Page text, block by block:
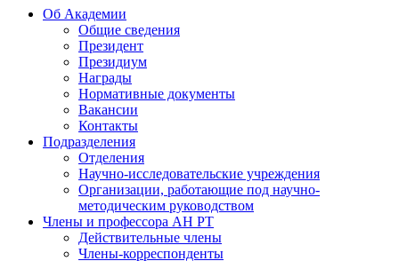
Об Академии
Общие сведения
Президент
Президиум
Награды
Нормативные документы
Вакансии
Контакты
Подразделения
Отделения
Научно-исследовательские учреждения
Организации, работающие под научно-
методическим руководством
Члены и профессора АН РТ
Действительные члены
Члены-корреспонденты